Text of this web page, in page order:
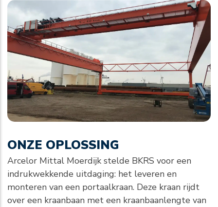
ONZE OPLOSSING
Arcelor Mittal Moerdijk stelde BKRS voor een
indrukwekkende uitdaging: het leveren en
monteren van een portaalkraan. Deze kraan rijdt
over een kraanbaan met een kraanbaanlengte van